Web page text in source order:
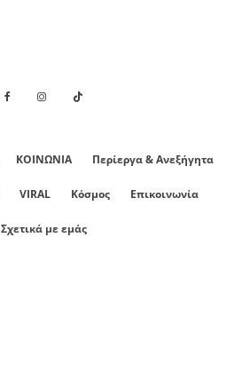
ΚΟΙΝΩΝΙΑ Περίεργα & Ανεξήγητα
VIRAL Κόσμος Επικοινωνία
Σχετικά με εμάς